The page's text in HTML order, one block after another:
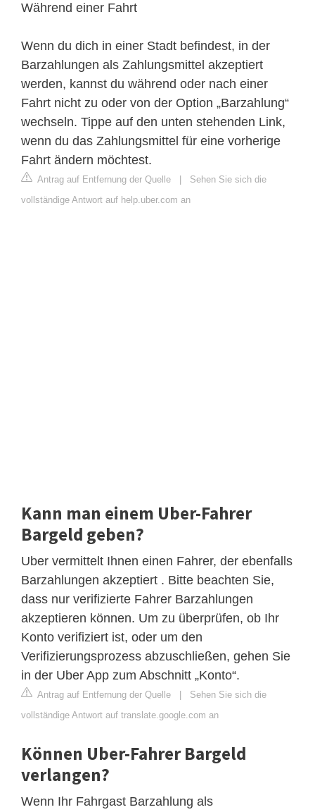
Während einer Fahrt
Wenn du dich in einer Stadt befindest, in der
Barzahlungen als Zahlungsmittel akzeptiert
werden, kannst du während oder nach einer
Fahrt nicht zu oder von der Option „Barzahlung“
wechseln. Tippe auf den unten stehenden Link,
wenn du das Zahlungsmittel für eine vorherige
Fahrt ändern möchtest.
Antrag auf Entfernung der Quelle
Sehen Sie sich die
vollständige Antwort auf help.uber.com an
Kann man einem Uber-Fahrer
Bargeld geben?
Uber vermittelt Ihnen einen Fahrer, der ebenfalls
Barzahlungen akzeptiert . Bitte beachten Sie,
dass nur verifizierte Fahrer Barzahlungen
akzeptieren können. Um zu überprüfen, ob Ihr
Konto verifiziert ist, oder um den
Verifizierungsprozess abzuschließen, gehen Sie
in der Uber App zum Abschnitt „Konto“.
Antrag auf Entfernung der Quelle
Sehen Sie sich die
vollständige Antwort auf translate.google.com an
Können Uber-Fahrer Bargeld
verlangen?
Wenn Ihr Fahrgast Barzahlung als